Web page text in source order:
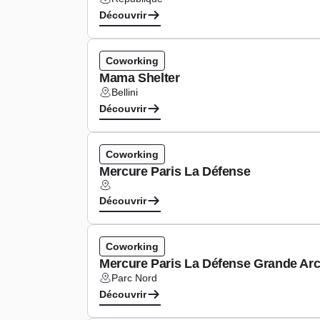
Lieu :
Découvrir
Coworking
Mama Shelter
Lieu :Bellini
Découvrir
Coworking
Mercure Paris La Défense
Lieu :
Découvrir
Coworking
Mercure Paris La Défense Grande
Lieu :Parc Nord
Découvrir